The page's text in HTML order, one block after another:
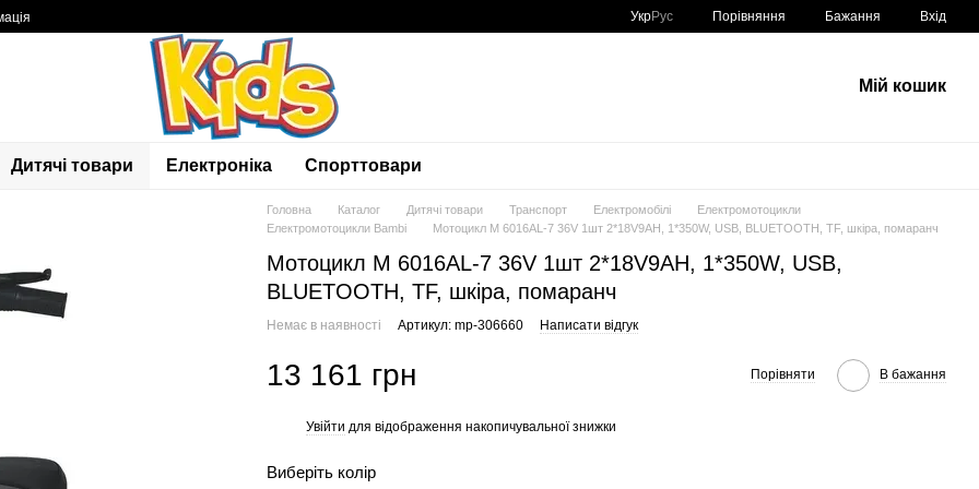
УкрРус Порівняння Бажання Вхід
Мій кошик
Дитячі товари Електроніка Спорттовари
Головна Каталог Дитячі товари Транспорт Електромобілі
Електромотоцикли
Електромотоцикли Bambi
Мотоцикл M 6016AL-7 36V 1шт 2*18V9AH, 1*350W, USB, BLUETOOTH, TF, шкіра, помаранч
Мотоцикл M 6016AL-7 36V 1шт 2*18V9AH, 1*350W, USB,
BLUETOOTH, TF, шкіра, помаранч
Немає в наявності Артикул: mp-306660 Написати відгук
13 161 грн Порівняти В бажання
Увійти для відображення накопичувальної знижки
Виберіть колір